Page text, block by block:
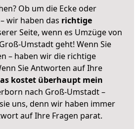
Ob um die Ecke oder
wir haben das richtige
Seite, wenn es Umzüge von
Umstadt geht! Wenn Sie
– haben wir die richtige
Sie Antworten auf Ihre
kostet überhaupt mein
nach Groß-Umstadt –
uns, denn wir haben immer
auf Ihre Fragen parat.